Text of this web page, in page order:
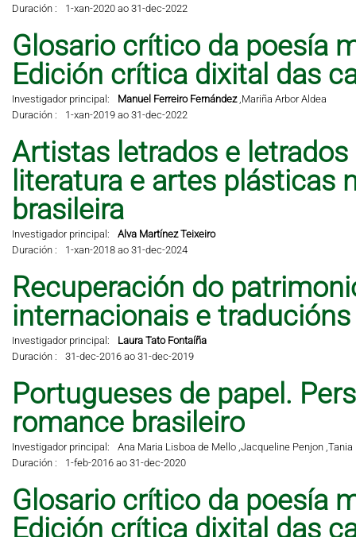
Duración :
1-xan-2020 ao 31-dec-2022
Glosario crítico da poesía
Edición crítica dixital das
Investigador principal: Manuel Ferreiro Fernández,Mariña Arbor Aldea
Duración :
1-xan-2019 ao 31-dec-2022
Artistas letrados e
literatura e artes plásticas
brasileira
Investigador principal:
Alva Martínez Teixeiro
Duración :
1-xan-2018 ao 31-dec-2024
Recuperación do
internacionais e traducións
Investigador principal:
Laura Tato Fontaíña
Duración :
31-dec-2016 ao 31-dec-2019
Portugueses de papel.
romance brasileiro
Investigador principal: Ana Maria Lisboa de Mello ,Jacqueline Penjon ,Tania
Duración :
1-feb-2016 ao 31-dec-2020
Glosario crítico da poesía
Edición crítica dixital das